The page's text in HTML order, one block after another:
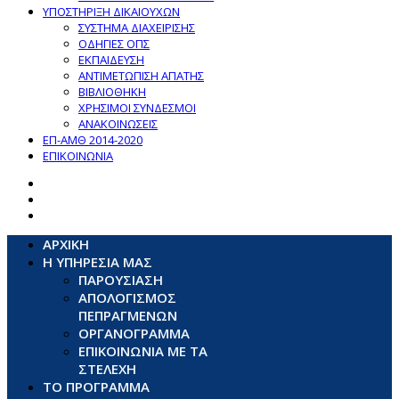
ΥΠΟΣΤΗΡΙΞΗ ΔΙΚΑΙΟΥΧΩΝ
ΣΥΣΤΗΜΑ ΔΙΑΧΕΙΡΙΣΗΣ
ΟΔΗΓΙΕΣ ΟΠΣ
ΕΚΠΑΙΔΕΥΣΗ
ΑΝΤΙΜΕΤΩΠΙΣΗ ΑΠΑΤΗΣ
ΒΙΒΛΙΟΘΗΚΗ
ΧΡΗΣΙΜΟΙ ΣΥΝΔΕΣΜΟΙ
ΑΝΑΚΟΙΝΩΣΕΙΣ
ΕΠ-ΑΜΘ 2014-2020
ΕΠΙΚΟΙΝΩΝΙΑ
ΑΡΧΙΚΗ
Η ΥΠΗΡΕΣΙΑ ΜΑΣ
ΠΑΡΟΥΣΙΑΣΗ
ΑΠΟΛΟΓΙΣΜΟΣ
ΠΕΠΡΑΓΜΕΝΩΝ
ΟΡΓΑΝΟΓΡΑΜΜΑ
ΕΠΙΚΟΙΝΩΝΙΑ ΜΕ ΤΑ
ΣΤΕΛΕΧΗ
ΤΟ ΠΡΟΓΡΑΜΜΑ